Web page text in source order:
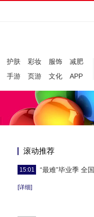
护肤 彩妆 服饰
减肥
手游 页游 文化 APP
滚动推荐
15:01 “最难”毕业季 全
[详细]